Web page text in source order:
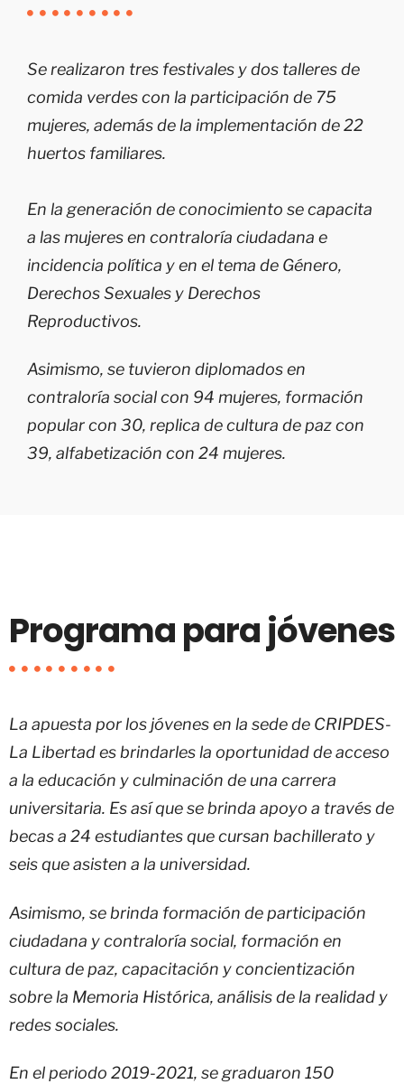
Se realizaron tres festivales y dos talleres de
comida verdes con la participación de 75
mujeres, además de la implementación de 22
huertos familiares.
En la generación de conocimiento se capacita
a las mujeres en contraloría ciudadana e
incidencia política y en el tema de Género,
Derechos Sexuales y Derechos
Reproductivos.
Asimismo, se tuvieron diplomados en
contraloría social con 94 mujeres, formación
popular con 30, replica de cultura de paz con
39, alfabetización con 24 mujeres.
Programa para jóvenes
La apuesta por los jóvenes en la sede de CRIPDES-
La Libertad es brindarles la oportunidad de acceso
a la educación y culminación de una carrera
universitaria. Es así que se brinda apoyo a través de
becas a 24 estudiantes que cursan bachillerato y
seis que asisten a la universidad.
Asimismo, se brinda formación de participación
ciudadana y contraloría social, formación en
cultura de paz, capacitación y concientización
sobre la Memoria Histórica, análisis de la realidad y
redes sociales.
En el periodo 2019-2021, se graduaron 150